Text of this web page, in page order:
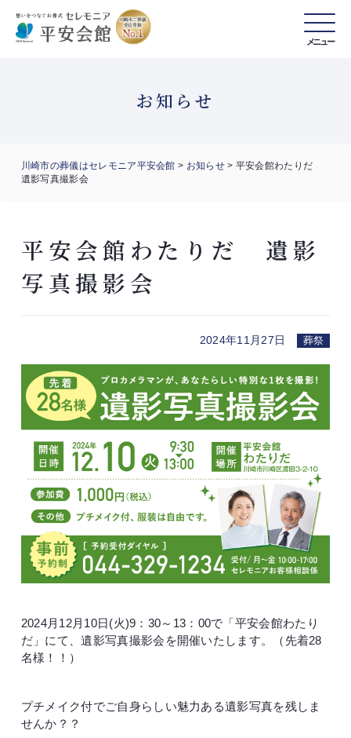
メニュー
お知らせ
川崎市の葬儀はセレモニア平安会館 > お知らせ> 平安会館わたりだ
遺影写真撮影会
平安会館わたりだ 遺影
写真撮影会
2024年11月27日 葬祭
2024月12月10日(火)9：30～13：00で「平安会館わたり
だ」にて、遺影写真撮影会を開催いたします。（先着28
名様！！）
プチメイク付でご自身らしい魅力ある遺影写真を残しま
せんか？？